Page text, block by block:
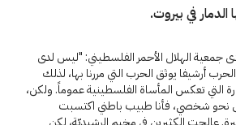
جمعية الهلال الأحمر الفلسطيني: "ليس لدى
أرشيفا يوثق الحرب التي مررنا بها، لذلك
التي تعكس المأساة الفلسطينية عموماً. ولكن،
نحو شخصي، فأنا طبيب باطني اكتسبت